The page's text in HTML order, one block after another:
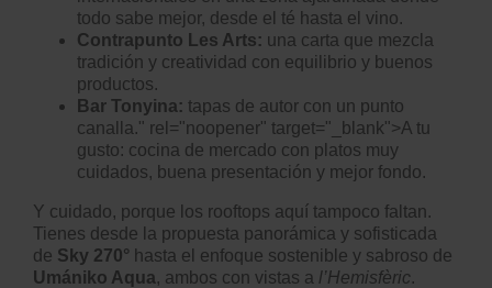
todo sabe mejor, desde el té hasta el vino.
Contrapunto Les Arts: una carta que mezcla
tradición y creatividad con equilibrio y buenos
productos.
Bar Tonyina: tapas de autor con un punto
canalla." rel="noopener" target="_blank">A tu
gusto: cocina de mercado con platos muy
cuidados, buena presentación y mejor fondo.
Y cuidado, porque los rooftops aquí tampoco faltan.
Tienes desde la propuesta panorámica y sofisticada
de Sky 270° hasta el enfoque sostenible y sabroso de
Umániko Aqua, ambos con vistas a l’Hemisfèric.